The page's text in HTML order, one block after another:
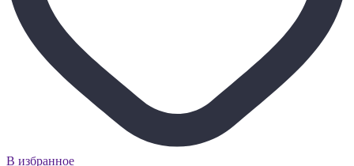
В избранное